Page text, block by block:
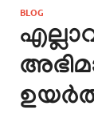
BLOG